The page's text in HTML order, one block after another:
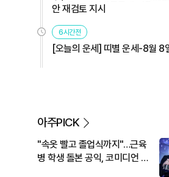
안 재검토 지시
6시간전
[오늘의 운세] 띠별 운세-8월 8
아주PICK
"속옷 빨고 졸업식까지"…근육
병 학생 돌본 공익, 코미디언 김